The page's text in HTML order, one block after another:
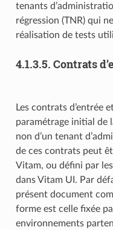
tenants
régression (TNR) qui
réalisation de tests
4.1.3.5. Contrats
Les contrats d’entrée
paramétrage initial de
non d’un tenant
de ces contrats peut
Vitam, ou défini par
dans Vitam UI. Par
présent document
forme est celle fixée
environnements